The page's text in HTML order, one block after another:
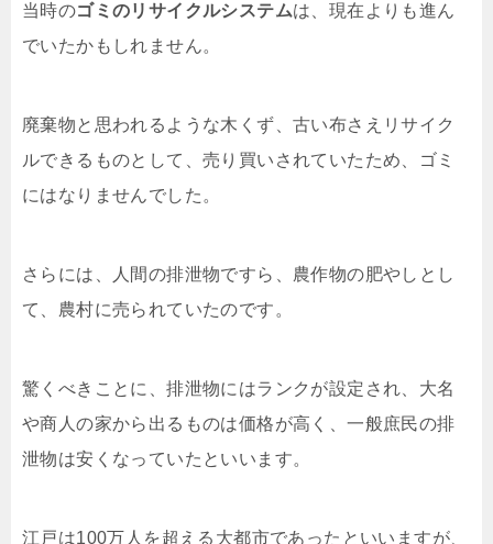
当時のゴミのリサイクルシステムは、現在よりも進ん
でいたかもしれません。
廃棄物と思われるような木くず、古い布さえリサイク
ルできるものとして、売り買いされていたため、ゴミ
にはなりませんでした。
さらには、人間の排泄物ですら、農作物の肥やしとし
て、農村に売られていたのです。
驚くべきことに、排泄物にはランクが設定され、大名
や商人の家から出るものは価格が高く、一般庶民の排
泄物は安くなっていたといいます。
江戸は100万人を超える大都市であったといいますが、